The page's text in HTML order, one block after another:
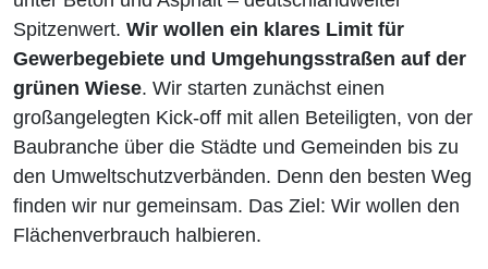
Spitzenwert. Wir wollen ein klares Limit für
Gewerbegebiete und Umgehungsstraßen auf der
grünen Wiese. Wir starten zunächst einen
großangelegten Kick-off mit allen Beteiligten, von der
Baubranche über die Städte und Gemeinden bis zu
den Umweltschutzverbänden. Denn den besten Weg
finden wir nur gemeinsam. Das Ziel: Wir wollen den
Flächenverbrauch halbieren.